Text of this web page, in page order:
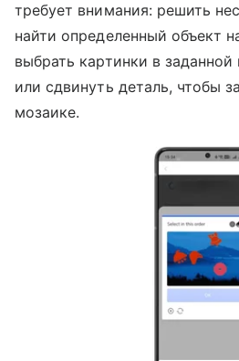
требует внимания: решить
найти определенный объект
выбрать картинки в заданной
или сдвинуть деталь, чтобы
мозаике.